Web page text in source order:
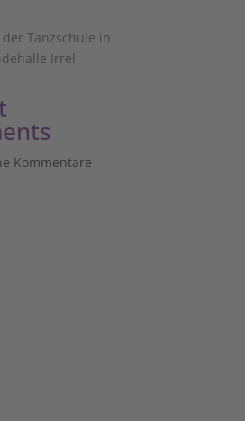
Tanzschule in
Irrel
Kommentare